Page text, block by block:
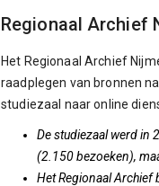
Regionaal Archief
Het Regionaal Archief
raadplegen van bronnen
studiezaal naar online
De studiezaal werd in
(2.150 bezoeken),
Het Regionaal Archief